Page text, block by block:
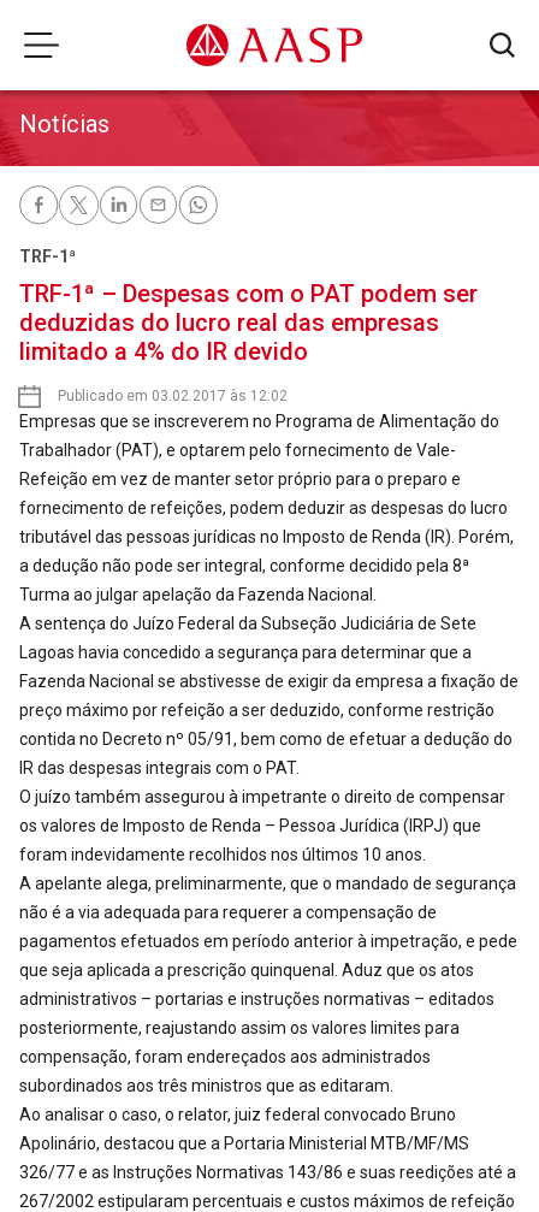
Notícias
TRF-1ª
TRF-1ª – Despesas com o PAT podem ser
deduzidas do lucro real das empresas
limitado a 4% do IR devido
Publicado em 03.02.2017 às 12:02
Empresas que se inscreverem no Programa de Alimentação do
Trabalhador (PAT), e optarem pelo fornecimento de Vale-
Refeição em vez de manter setor próprio para o preparo e
fornecimento de refeições, podem deduzir as despesas do lucro
tributável das pessoas jurídicas no Imposto de Renda (IR). Porém,
a dedução não pode ser integral, conforme decidido pela 8ª
Turma ao julgar apelação da Fazenda Nacional.
A sentença do Juízo Federal da Subseção Judiciária de Sete
Lagoas havia concedido a segurança para determinar que a
Fazenda Nacional se abstivesse de exigir da empresa a fixação de
preço máximo por refeição a ser deduzido, conforme restrição
contida no Decreto nº 05/91, bem como de efetuar a dedução do
IR das despesas integrais com o PAT.
O juízo também assegurou à impetrante o direito de compensar
os valores de Imposto de Renda – Pessoa Jurídica (IRPJ) que
foram indevidamente recolhidos nos últimos 10 anos.
A apelante alega, preliminarmente, que o mandado de segurança
não é a via adequada para requerer a compensação de
pagamentos efetuados em período anterior à impetração, e pede
que seja aplicada a prescrição quinquenal. Aduz que os atos
administrativos – portarias e instruções normativas – editados
posteriormente, reajustando assim os valores limites para
compensação, foram endereçados aos administrados
subordinados aos três ministros que as editaram.
Ao analisar o caso, o relator, juiz federal convocado Bruno
Apolinário, destacou que a Portaria Ministerial MTB/MF/MS
326/77 e as Instruções Normativas 143/86 e suas reedições até a
267/2002 estipularam percentuais e custos máximos de refeição